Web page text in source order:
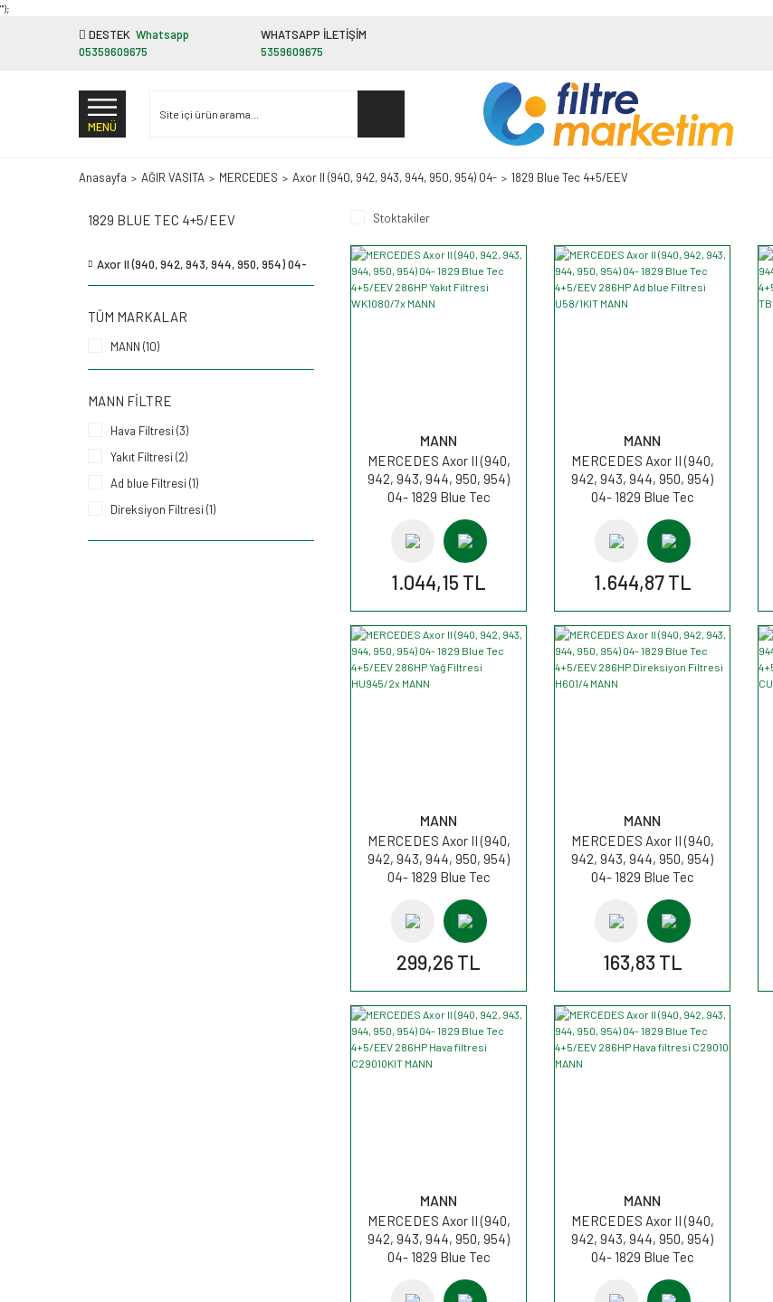
"');
DESTEK Whatsapp
05359609675
WHATSAPP İLETİŞİM
5359609675
MENÜ
Anasayfa AĞIR VASITA MERCEDES Axor II (940, 942, 943, 944, 950, 954) 04- 1829 Blue Tec 4+5/EEV
1829 BLUE TEC 4+5/EEV
Axor II (940, 942, 943, 944, 950, 954) 04-
TÜM MARKALAR
MANN (10)
MANN FILTRE
Hava Filtresi (3)
Yakıt Filtresi (2)
Ad blue Filtresi (1)
Direksiyon Filtresi (1)
Stoktakiler
MANN
MERCEDES Axor II (940,
942, 943, 944, 950, 954)
04- 1829 Blue Tec
Filtresi WK1080/7x MANN
1.044,15 TL
MANN
MERCEDES Axor II (940,
942, 943, 944, 950, 954)
04- 1829 Blue Tec
Filtresi U58/1KIT MANN
1.644,87 TL
MANN
MERCEDES Axor II (940,
942, 943, 944, 950, 954)
04- 1829 Blue Tec
Filtresi HU945/2x MANN
299,26 TL
MANN
MERCEDES Axor II (940,
942, 943, 944, 950, 954)
04- 1829 Blue Tec
Direksiyon Filtresi H601/4
MANN
163,83 TL
MANN
MERCEDES Axor II (940,
942, 943, 944, 950, 954)
04- 1829 Blue Tec
filtresi C29010KIT MANN
MANN
MERCEDES Axor II (940,
942, 943, 944, 950, 954)
04- 1829 Blue Tec
filtresi C29010 MANN